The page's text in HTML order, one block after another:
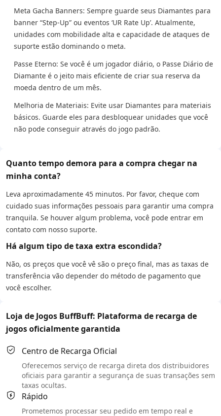
Meta Gacha Banners: Sempre guarde seus Diamantes para
banner “Step-Up” ou eventos ‘UR Rate Up’. Atualmente,
unidades com mobilidade alta e capacidade de ataques de
suporte estão dominando o meta.
Passe Eterno: Se você é um jogador diário, o Passe Diário de
Diamante é o jeito mais eficiente de criar sua reserva da
moeda dentro de um mês.
Melhoria de Materiais: Evite usar Diamantes para materiais
básicos. Guarde eles para desbloquear unidades que você
não pode conseguir através do jogo padrão.
Quanto tempo demora para a compra chegar na
minha conta?
Leva aproximadamente 45 minutos. Por favor, cheque com
cuidado suas informações pessoais para garantir uma compra
tranquila. Se houver algum problema, você pode entrar em
contato com nosso suporte.
Há algum tipo de taxa extra escondida?
Não, os preços que você vê são o preço final, mas as taxas de
transferência vão depender do método de pagamento que
você escolher.
Loja de Jogos BuffBuff: Plataforma de recarga de
jogos oficialmente garantida
Centro de Recarga Oficial
Oferecemos serviço de recarga direta dos distribuidores
oficiais para garantir a segurança de suas transações sem
taxas ocultas.
Rápido
Prometemos processar seu pedido em tempo real e